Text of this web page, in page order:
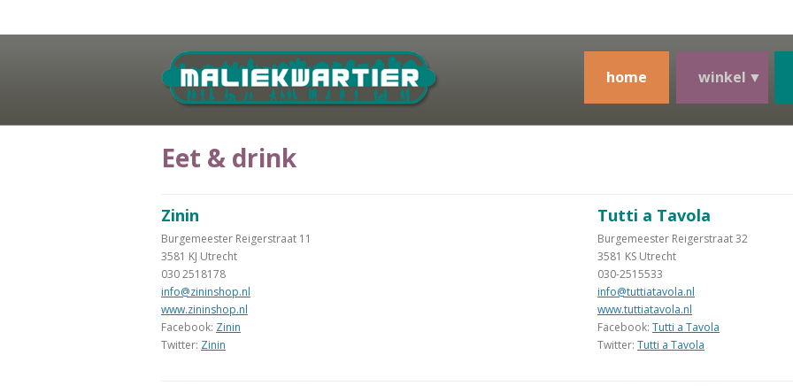
home winkel
Eet & drink
Zinin
Burgemeester Reigerstraat 11
3581 KJ Utrecht
030 2518178
info@zininshop.nl
www.zininshop.nl
Facebook: Zinin
Twitter: Zinin
Tutti a Tavola
Burgemeester Reigerstraat 32
3581 KS Utrecht
030-2515533
info@tuttiatavola.nl
www.tuttiatavola.nl
Facebook: Tutti a Tavola
Twitter: Tutti a Tavola